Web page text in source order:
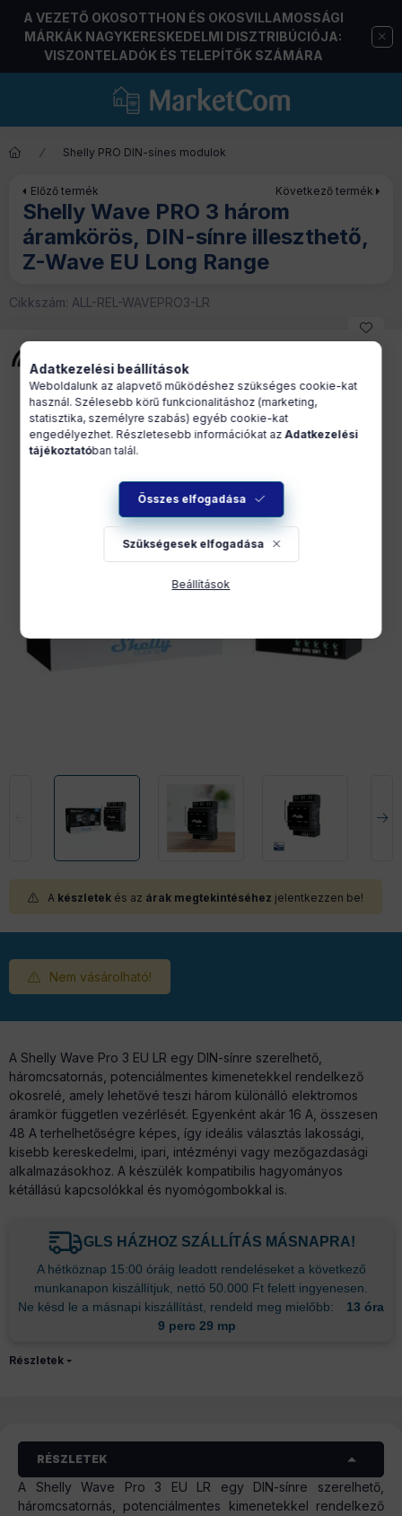
A VEZETŐ OKOSOTTHON ÉS OKOSVILLAMOSSÁGI
MÁRKÁK NAGYKERESKEDELMI DISZTRIBÚCIÓJA:
VISZONTELADÓK ÉS TELEPÍTŐK SZÁMÁRA
Shelly PRO DIN-sínes modulok
Előző termék Következő termék
Shelly Wave PRO 3 három
áramkörös, DIN-sínre illeszthető,
Z-Wave EU Long Range
Cikkszám: ALL-REL-WAVEPRO3-LR
A készletek és az árak megtekintéséhez jelentkezzen be!
Nem vásárolható!
A Shelly Wave Pro 3 EU LR egy DIN-sínre szerelhető,
háromcsatornás, potenciálmentes kimenetekkel rendelkező
okosrelé, amely lehetővé teszi három különálló elektromos
áramkör független vezérlését. Egyenként akár 16 A, összesen
48 A terhelhetőségre képes, így ideális választás lakossági,
kisebb kereskedelmi, ipari, intézményi vagy mezőgazdasági
alkalmazásokhoz. A készülék kompatibilis hagyományos
kétállású kapcsolókkal és nyomógombokkal is.
GLS HÁZHOZ SZÁLLÍTÁS MÁSNAPRA!
A hétköznap 15:00 óráig leadott rendeléseket a következő
munkanapon kiszállítjuk, nettó 50.000 Ft felett ingyenesen.
Ne késd le a másnapi kiszállítást, rendeld meg mielőbb:
13 óra
9 perc 29 mp
Részletek
RÉSZLETEK
A Shelly Wave Pro 3 EU LR egy DIN-sínre szerelhető,
háromcsatornás, potenciálmentes kimenetekkel rendelkező
Adatkezelési beállítások
Weboldalunk az alapvető működéshez szükséges cookie-kat
használ. Szélesebb körű funkcionalitáshoz (marketing,
statisztika, személyre szabás) egyéb cookie-kat
engedélyezhet. Részletesebb információkat azAdatkezelési
tájékoztatóban talál.
Összes elfogadása
Szükségesek elfogadása
Beállítások